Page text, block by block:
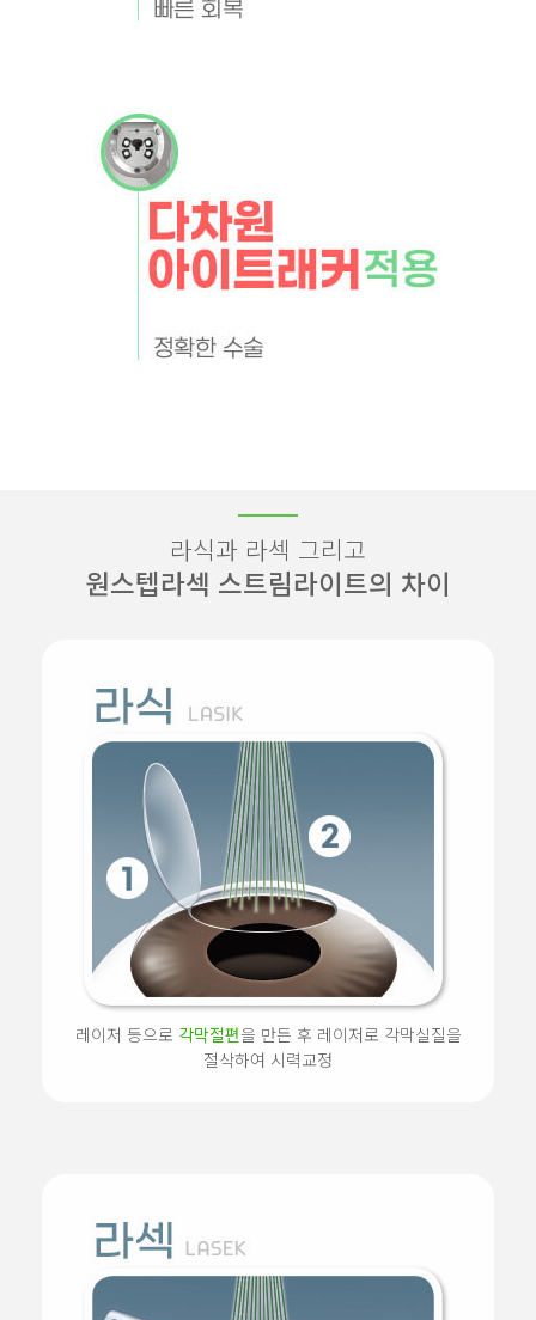
라식과 라섹 그리고
원스텝라섹 스트림라이트의 차이
레이저 등으로 각막절편을 만든 후 레이저로 각막실질을
절삭하여 시력교정